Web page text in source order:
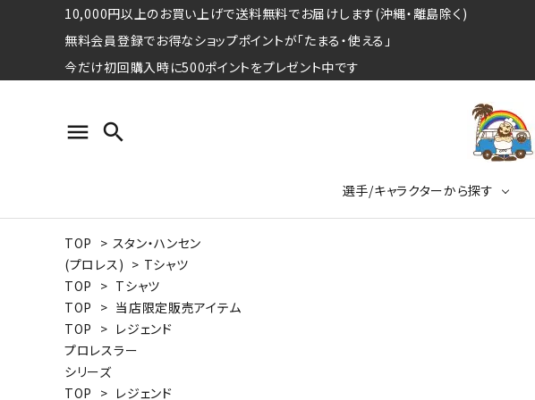
10,000円以上のお買い上げで送料無料でお届けします(沖縄・離島除く)
無料会員登録でお得なショップポイントが「たまる・使える」
今だけ初回購入時に500ポイントをプレゼント中です
menu search
選手/キャラクターから探す
プロ野球選手コレクション
日本プロサッカー選手会シリーズ
水泳競技選手コレクション
Tシャツ
パーカー
期間限定販売アイテム
特集ページ
ウォーレン･クロマティ
特集ページ
競走馬コレクション
TOP > スタン・ハンセン
(プロレス) > Tシャツ
TOP > Tシャツ
TOP > 当店限定販売アイテム
TOP > レジェンド
プロレスラー
シリーズ
TOP > レジェンド